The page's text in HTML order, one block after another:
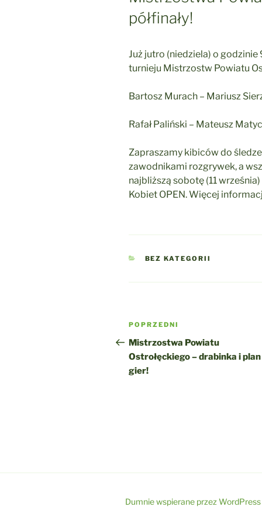
półfinały!
Już jutro (niedziela) o godzinie
turnieju Mistrzostw Powiatu
Bartosz Murach – Mariusz
Rafał Paliński – Mateusz
Zapraszamy kibiców do
zawodnikami rozgrywek, a
najbliższą sobotę (11
Kobiet OPEN. Więcej
KATEGORIE
BEZ KATEGORII
Nawigacja
wpisu
Poprzedni
wpis
POPRZEDNI
Mistrzostwa Powiatu
Ostrołęckiego – drabinka i plan
gier!
Dumnie wspierane przez WordPress